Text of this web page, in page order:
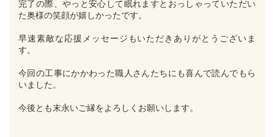
完了の際、やっと安心して眠れますとおっしゃっていただい
た奥様の笑顔が嬉しかったです。
早速素敵な応援メッセージもいただきありがとうございま
す。
今回の工事にかかわった職人さんたちにも喜んで読んでもら
いました。
今後とも末永いご縁をよろしくお願いします。